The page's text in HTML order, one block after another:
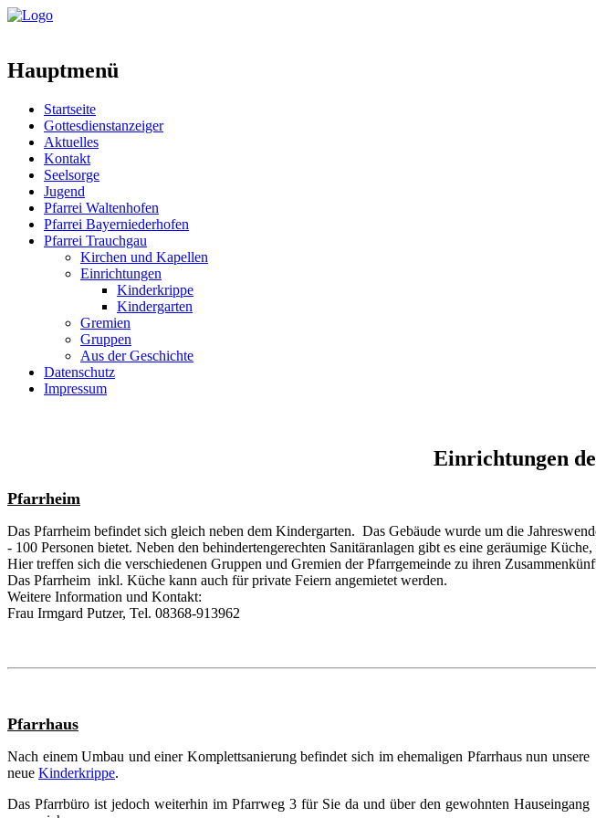
Hauptmenü
Startseite
Gottesdienstanzeiger
Aktuelles
Kontakt
Seelsorge
Jugend
Pfarrei Waltenhofen
Pfarrei Bayerniederhofen
Pfarrei Trauchgau
Kirchen und Kapellen
Einrichtungen
Kinderkrippe
Kindergarten
Gremien
Gruppen
Aus der Geschichte
Datenschutz
Impressum
Einrichtungen
Pfarrheim
Das Pfarrheim befindet sich gleich neben dem Kindergarten. Das Gebäude wurde um die
- 100 Personen bietet. Neben den behindertengerechten Sanitäranlagen gibt es eine geräumige
Hier treffen sich die verschiedenen Gruppen und Gremien der Pfarrgemeinde zu ihren
Das Pfarrheim inkl. Küche kann auch für private Feiern angemietet werden.
Weitere Information und Kontakt:
Frau Irmgard Putzer, Tel. 08368-913962
Pfarrhaus
Nach einem Umbau und einer Komplettsanierung befindet sich im ehemaligen Pfarrhaus nun unsere
neue Kinderkrippe.
Das Pfarrbüro ist jedoch weiterhin im Pfarrweg 3 für Sie da und über den gewohnten Hauseingang